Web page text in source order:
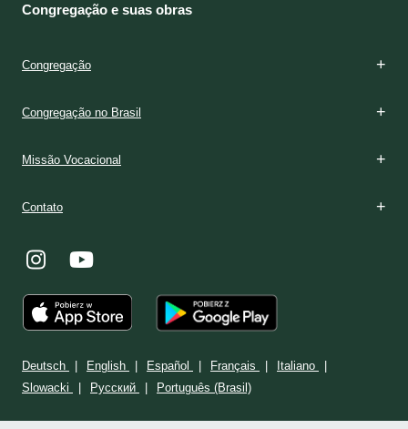
Congregação e suas obras
Congregação
Congregação no Brasil
Missão Vocacional
Contato
Deutsch English Español Français
Italiano
Slowacki
Ρусский Português (Brasil)